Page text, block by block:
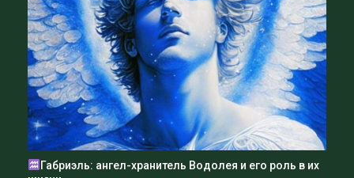
Габриэль: ангел-хранитель Водолея и его роль в их